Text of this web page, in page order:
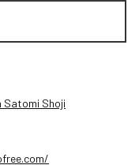
Satomi Shoji